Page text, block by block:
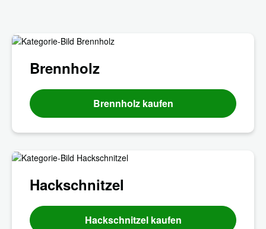
Brennholz
Brennholz kaufen
Hackschnitzel
Hackschnitzel kaufen